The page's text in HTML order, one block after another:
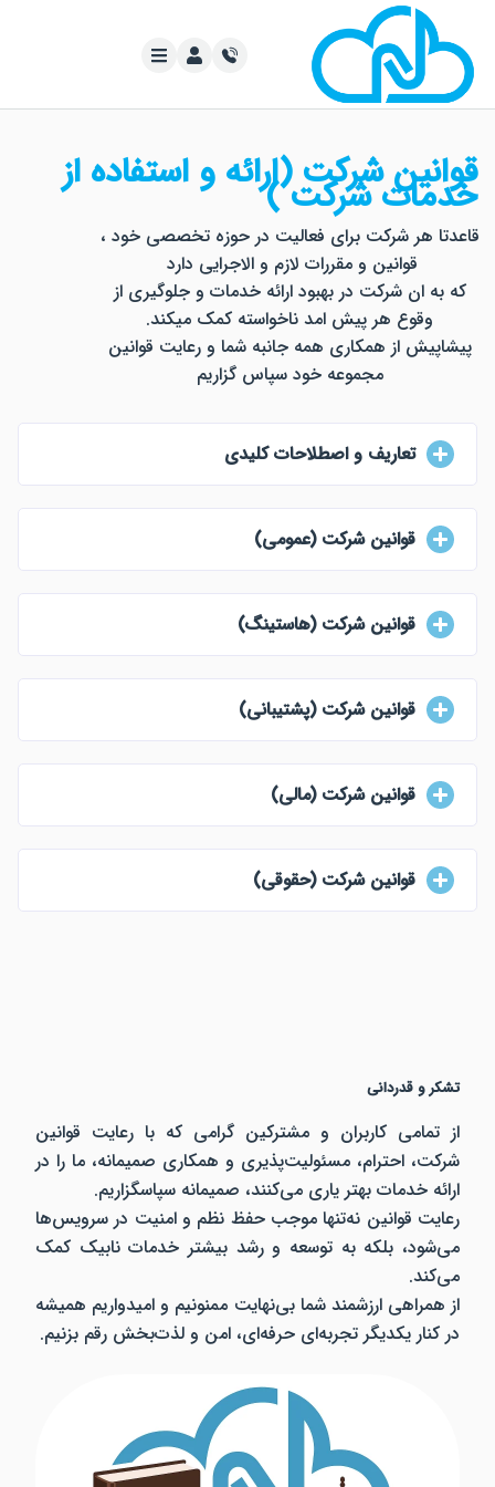
شرکت (ارائه و استفاده از
شرکت )
هر شرکت برای فعالیت در حوزه تخصصی خود ،
قوانین و مقررات لازم و الاجرایی دارد
ان شرکت در بهبود ارائه خدمات و جلوگیری از
وقوع هر پیش امد ناخواسته کمک میکند.
از همکاری همه جانبه شما و رعایت قوانین
مجموعه خود سپاس گزاریم
تعاریف و اصطلاحات کلیدی
قوانین شرکت (عمومی)
قوانین شرکت (هاستینگ)
قوانین شرکت (پشتیبانی)
قوانین شرکت (مالی)
قوانین شرکت (حقوقی)
و قدردانی
کاربران و مشترکین گرامی که با رعایت قوانین
احترام، مسئولیت‌پذیری و همکاری صمیمانه، ما را در
خدمات بهتر یاری می‌کنند، صمیمانه سپاسگزاریم.
قوانین نه‌تنها موجب حفظ نظم و امنیت در سرویس‌ها
بلکه به توسعه و رشد بیشتر خدمات نابیک کمک
ارزشمند شما بی‌نهایت ممنونیم و امیدواریم همیشه
یکدیگر تجربه‌ای حرفه‌ای، امن و لذت‌بخش رقم بزنیم.